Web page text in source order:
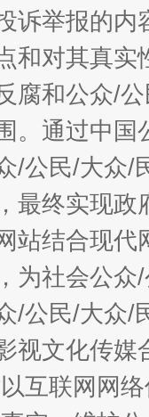
诉举报的
和对其真实
腐和公众/
。通过中
/公民/大众/
最终实现
站结合现
为社会公
/公民/大众/
视文化传
互联网网